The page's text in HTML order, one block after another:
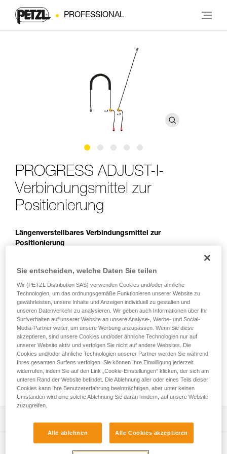
PROFESSIONAL
PROGRESS ADJUST-I-
Verbindungsmittel zur
Positionierung
Längenverstellbares Verbindungsmittel zur
Positionierung
Verbindungsmittel zur Positionierung, das in Kombination mit
einer Auffangvorrichtung eine komfortable Arbeitsposition
ermöglicht, wenn sich der Anwender mit den Füßen abstützt.
Mit Hilfe der ADJUST-Einstellvorrichtung lässt sich die Länge
schnell und einfach anpassen. Die Zubehöre CAPTIV
ADJUST und STUART halten die Verbindungselemente in der
richtigen Position, um das Einhängen zu erleichtern. Es kann
entsprechend der Konfiguration entweder an der zentralen
Halteöse oder an den beiden seitlichen Halteösen des Gurts
befestigt werden. Das PROGRESS ADJUST-I-
Verbindungsmittel zur Positionierung ist in drei Längen
verfügbar (2, 3 und 5 m).
zusammen mit einer Auffangvorrichtung eine komfortable
Technische Spezifikationen
Sie entscheiden, welche Daten Sie teilen
Wir (PETZL Distribution SAS) verwenden Cookies und/oder ähnliche
Technologien, um das ordnungsgemäße Funktionieren unserer Website zu
gewährleisten, unsere Inhalte und Anzeigen individuell zu gestalten und
unseren Datenverkehr zu analysieren. Wir geben auch Informationen über Ihr
Surfverhalten auf unserer Website an unsere Analyse-, Werbe- und Social-
Media-Partner weiter, um unsere Werbung anzupassen. Wenn Sie diese
akzeptieren, sind unsere Cookies und/oder ähnliche Technologien nur auf
unserer Website aktiv und verfolgen Sie nicht auf andere Websites. Die
Cookies und/oder ähnliche Technologien unserer Partner werden Sie während
Ihres gesamten Surfens verfolgen. Sie können Ihre Einwilligung jederzeit
widerrufen, indem Sie auf den Link „Cookie-Einstellungen“ klicken, der sich am
unteren Rand der Website befindet. Die Ablehnung aller oder eines Teils dieser
Cookies kann Ihre Benutzererfahrung beeinträchtigen, aber unter keinen
Umständen wird eine solche Ablehnung Sie daran hindern, auf unsere Website
zuzugreifen.
Alle ablehnen Alle Cookies akzeptieren